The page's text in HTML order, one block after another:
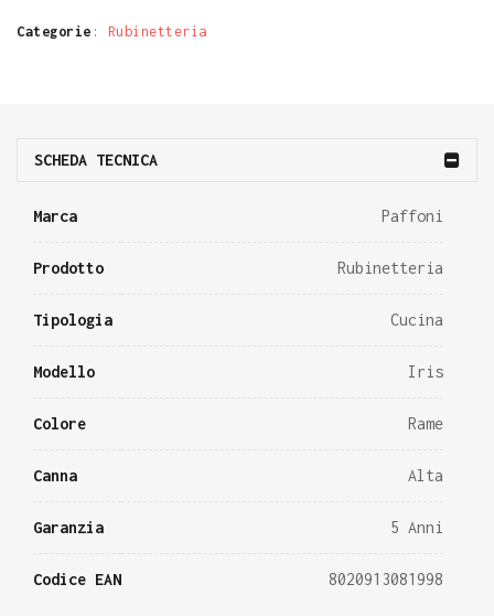
Categorie : Rubinetteria
SCHEDA TECNICA
Marca Paffoni
Prodotto Rubinetteria
Tipologia Cucina
Modello Iris
Colore Rame
Canna Alta
Garanzia 5 Anni
Codice EAN 8020913081998